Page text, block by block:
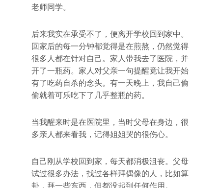
老师同学。
后来我实在承受不了，便离开学校回到家中。
回家后的每一分钟都觉得是在煎熬，仍然觉得
很多人都在针对自己。家人带我去了医院，并
开了一瓶药。家人对父亲一句提醒竟让我开始
有了吃药自杀的念头。有一天晚上，我自己偷
偷就着可乐吃下了几乎整瓶的药。
当我醒来时是在医院里，当时父母在身边，很
多亲人都来看我，记得姐姐哭的很伤心。
自己刚从学校回到家，每天都消极沮丧。父母
试过很多办法，找过各样拜偶像的人，比如算
卦，拜一些东西，但都没起到任何作用。